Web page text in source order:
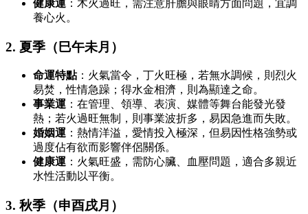
健康運 ：木火過旺，需注意肝膽與眼睛方面問題，宜調
養心火。
2. 夏季（巳午未月）
命運特點：火氣當令，丁火旺極，若無水調候，則烈火
易焚，性情急躁；得水金相濟，則為顯達之命。
事業運 ：在管理、領導、表演、媒體等舞台能發光發
熱；若火過旺無制，則事業波折多，易因急進而失敗。
婚姻運 ：熱情洋溢，愛情投入極深，但易因性格強勢或
過度佔有欲而影響伴侶關係。
健康運 ：火氣旺盛，需防心臟、血壓問題，適合多親近
水性活動以平衡。
3. 秋季（申酉戌月）